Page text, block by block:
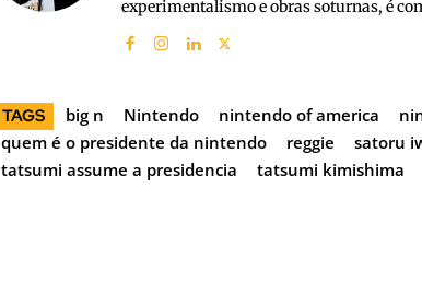
experimentalismo e obras soturnas, é
TAGS big n Nintendo nintendo of america
quem é o presidente da nintendo
reggie satoru
tatsumi assume a presidencia
tatsumi kimishima